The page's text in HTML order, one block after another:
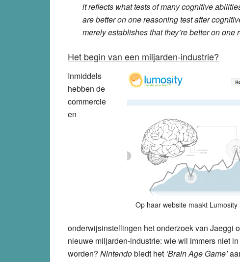
it reflects what tests of many cognitive
are better on one reasoning test after
merely establishes that they’re better on one
Het begin van een miljarden-industrie?
Op haar website maakt
Inmiddels
hebben de
commercie
en
onderwijsinstellingen het onderzoek van Jaeggi
nieuwe miljarden-industrie: wie wil immers niet
worden? Nintendobiedt het ‘Brain Age Game’